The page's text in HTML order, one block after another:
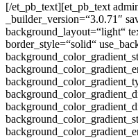
[/et_pb_text][et_pb_text
_builder_version=“3.0.71″
background_layout=“light“
border_style=“solid“